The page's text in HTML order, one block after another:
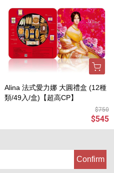
Alina 法式愛力娜 大圓禮盒 (12種
類/49入/盒)【超高CP】
$750
$545
Confirm